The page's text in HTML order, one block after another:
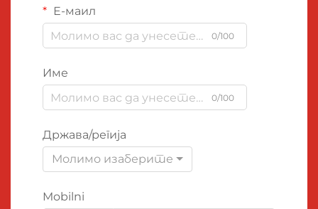
Е-маил
0/100
Име
0/100
Држава/регија
Молимо изаберите
Mobilni